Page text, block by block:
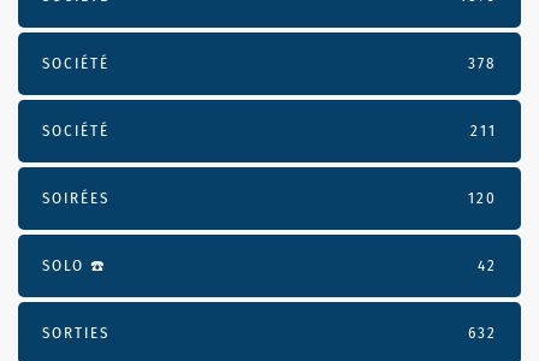
SOCIÉTÉ 378
SOCIÉTÉ 211
SOIRÉES 120
SOLO ☎️ 42
SORTIES 632